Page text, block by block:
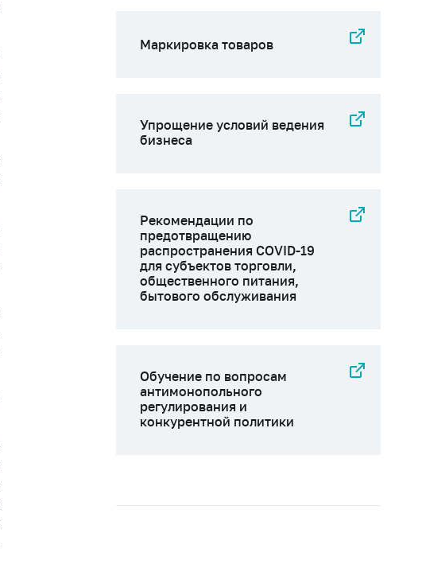
Маркировка товаров
Упрощение условий ведения
бизнеса
Рекомендации по
предотвращению
распространения COVID-19
для субъектов торговли,
общественного питания,
бытового обслуживания
Обучение по вопросам
антимонопольного
регулирования и
конкурентной политики